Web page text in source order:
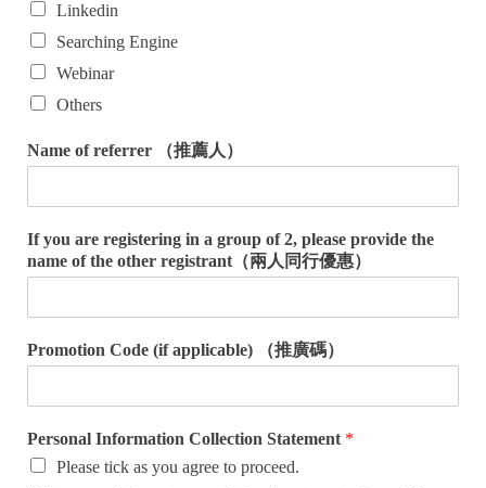
Linkedin
Searching Engine
Webinar
Others
Name of referrer （推薦人）
If you are registering in a group of 2, please provide the
name of the other registrant（兩人同行優惠）
Promotion Code (if applicable) （推廣碼）
Personal Information Collection Statement *
Please tick as you agree to proceed.